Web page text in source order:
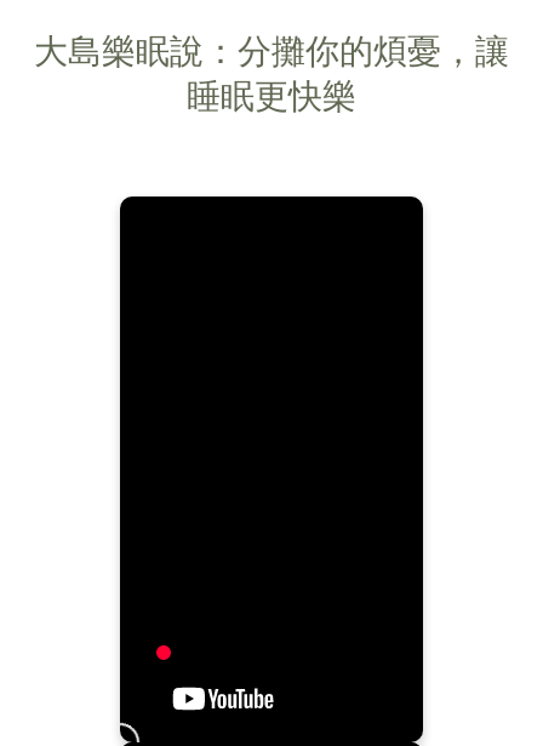
大島樂眠說：分攤你的煩憂，讓
睡眠更快樂